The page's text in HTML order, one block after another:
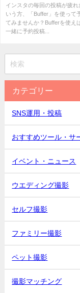
ら解説
インスタの毎回の投稿が疲れ
いう方、「Buffer」を使って
てみませんか？Bufferを使え
一緒に予約投稿...
カテゴリー
SNS運用・投稿
おすすめツール・サ
イベント・ニュース
ウエディング撮影
セルフ撮影
ファミリー撮影
ペット撮影
撮影マッチング